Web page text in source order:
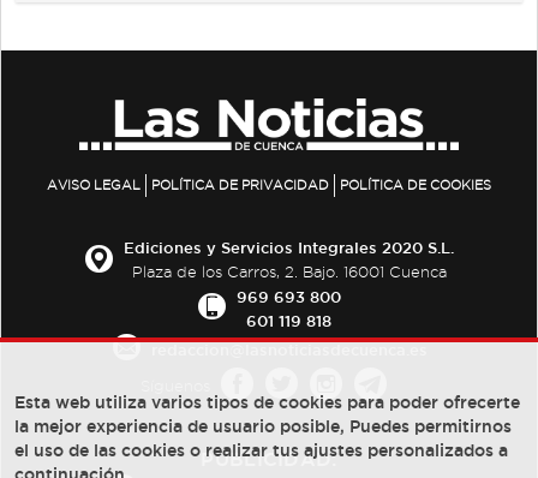
AVISO LEGAL POLÍTICA DE PRIVACIDAD POLÍTICA DE COOKIES
Ediciones y Servicios Integrales 2020 S.L.
Plaza de los Carros, 2. Bajo. 16001 Cuenca
969 693 800
601 119 818
PUBLICIDAD:
Esta web utiliza varios tipos de cookies para poder ofrecerte
la mejor experiencia de usuario posible, Puedes permitirnos
el uso de las cookies o realizar tus ajustes personalizados a